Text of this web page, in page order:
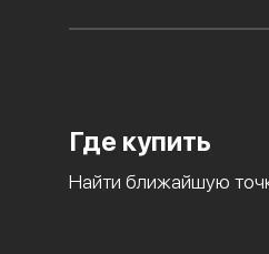
Где купить
Найти ближайшую